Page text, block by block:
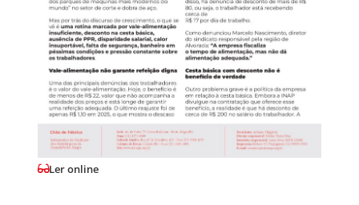
Ler online